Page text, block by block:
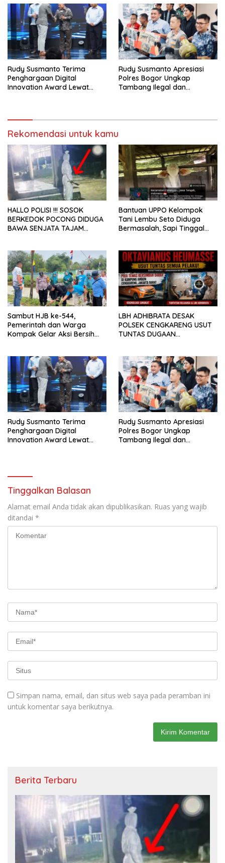
Rudy Susmanto Terima
Penghargaan Digital
Innovation Award Lewat
Rudy Susmanto Apresiasi
Polres Bogor Ungkap
Tambang Ilegal dan
Rekomendasi untuk kamu
HALLO POLISI !!! SOSOK
BERKEDOK POCONG DIDUGA
BAWA SENJATA TAJAM
LEBONG
Bantuan UPPO Kelompok
Tani Lembu Seto Diduga
Bermasalah, Sapi Tinggal
Sambut HJB ke-544,
Pemerintah dan Warga
Kompak Gelar Aksi Bersih
LBH ADHIBRATA DESAK
POLSEK CENGKARENG USUT
TUNTAS DUGAAN
Rudy Susmanto Terima
Penghargaan Digital
Innovation Award Lewat
Rudy Susmanto Apresiasi
Polres Bogor Ungkap
Tambang Ilegal dan
Tinggalkan Balasan
Alamat email Anda tidak akan dipublikasikan. Ruas yang wajib
ditandai *
Simpan nama, email, dan situs web saya pada peramban ini
untuk komentar saya berikutnya.
Berita Terbaru